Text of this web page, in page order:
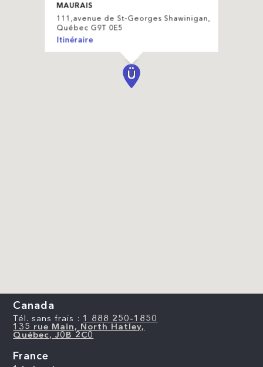
MAURAIS
111,avenue de St-Georges Shawinigan,
Québec G9T 0E5
Itinéraire
Canada
Tél. sans frais : 1 888 250-1850
135 rue Main, North Hatley,
Québec, J0B 2C0
France